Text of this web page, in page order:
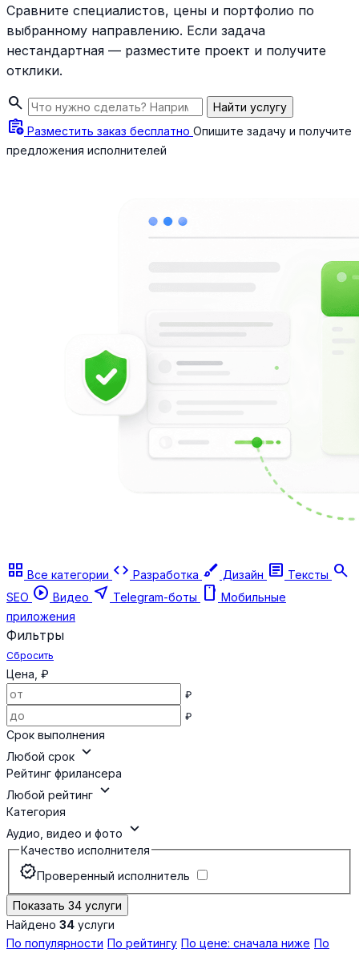
Сравните специалистов, цены и портфолио по
выбранному направлению. Если задача
нестандартная — разместите проект и получите
отклики.
search Найти услугу
assignment_add Разместить заказ бесплатно Опишите задачу и получите
предложения исполнителей
grid_view Все категории code Разработка brush Дизайн article Тексты search
SEO play_circle Видео near_me Telegram-боты smartphone Мобильные
приложения
Фильтры
Сбросить
Цена, ₽
₽
₽
Срок выполнения
Любой срок expand_more
Рейтинг фрилансера
Любой рейтинг expand_more
Категория
Аудио, видео и фото expand_more
Качество исполнителя
verifiedПроверенный исполнитель
Показать 34 услуги
Найдено 34 услуги
По популярности По рейтингу По цене: сначала ниже По